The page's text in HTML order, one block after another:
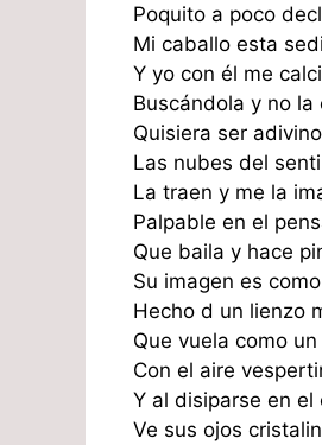
Poquito a poco
Mi caballo esta
Y yo con él me
Buscándola y no la
Quisiera ser adivino
Las nubes del
La traen y me la
Palpable en el
Que baila y hace
Su imagen es
Hecho d un lienzo
Que vuela como
Con el aire
Y al disiparse en el
Ve sus ojos